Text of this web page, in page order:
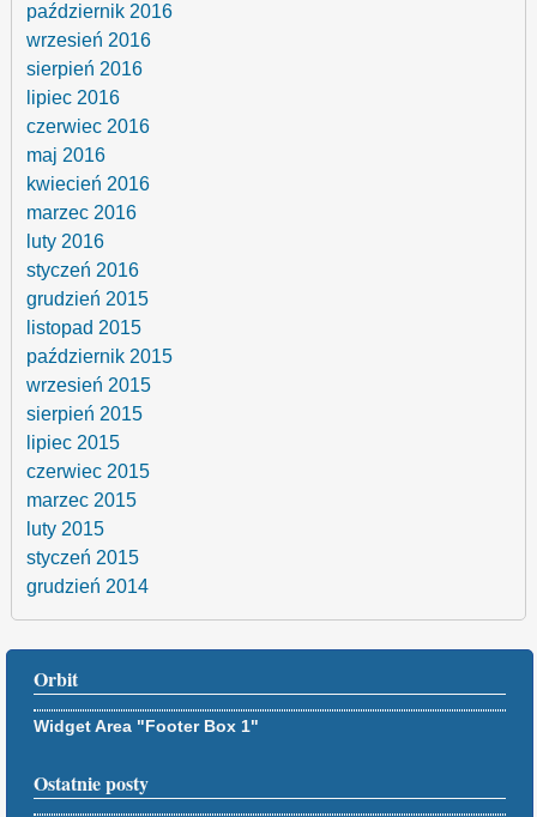
październik 2016
wrzesień 2016
sierpień 2016
lipiec 2016
czerwiec 2016
maj 2016
kwiecień 2016
marzec 2016
luty 2016
styczeń 2016
grudzień 2015
listopad 2015
październik 2015
wrzesień 2015
sierpień 2015
lipiec 2015
czerwiec 2015
marzec 2015
luty 2015
styczeń 2015
grudzień 2014
Orbit
Widget Area "Footer Box 1"
Ostatnie posty